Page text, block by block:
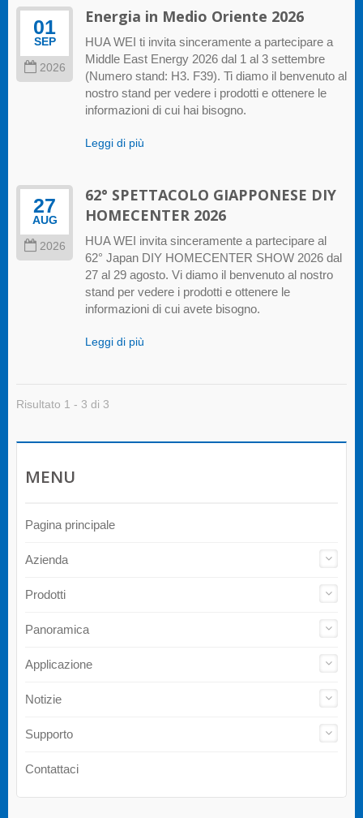
01
SEP
2026
Energia in Medio Oriente 2026
HUA WEI ti invita sinceramente a partecipare a
Middle East Energy 2026 dal 1 al 3 settembre
(Numero stand: H3. F39). Ti diamo il benvenuto al
nostro stand per vedere i prodotti e ottenere le
informazioni di cui hai bisogno.
Leggi di più
27
AUG
2026
62° SPETTACOLO GIAPPONESE DIY
HOMECENTER 2026
HUA WEI invita sinceramente a partecipare al
62° Japan DIY HOMECENTER SHOW 2026 dal
27 al 29 agosto. Vi diamo il benvenuto al nostro
stand per vedere i prodotti e ottenere le
informazioni di cui avete bisogno.
Leggi di più
Risultato 1 - 3 di 3
MENU
Pagina principale
Azienda
Prodotti
Panoramica
Applicazione
Notizie
Supporto
Contattaci